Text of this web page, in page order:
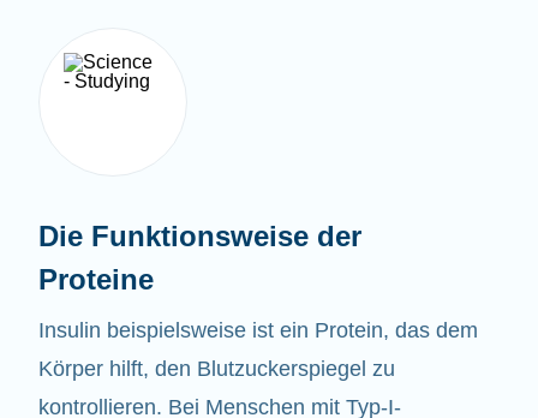
Die Funktionsweise der
Proteine
Insulin beispielsweise ist ein Protein, das dem
Körper hilft, den Blutzuckerspiegel zu
kontrollieren. Bei Menschen mit Typ-I-